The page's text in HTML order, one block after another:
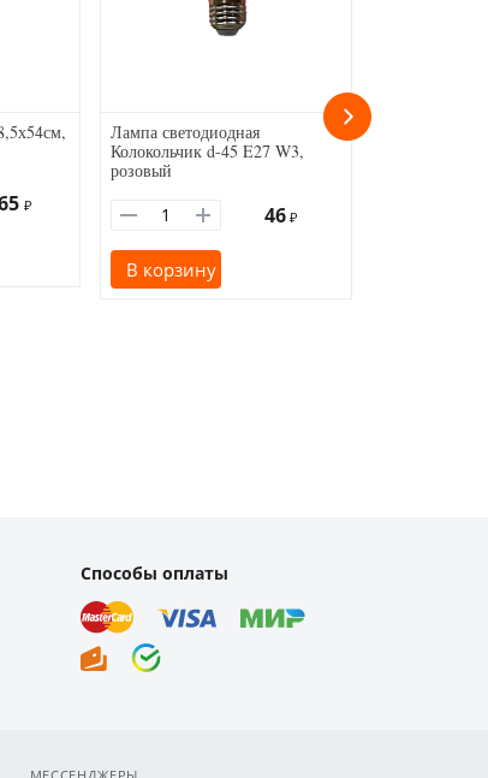
₽
Лампа светодиодная
Колокольчик d-45 E27 W3,
розовый
46 ₽
В корзину
Способы оплаты